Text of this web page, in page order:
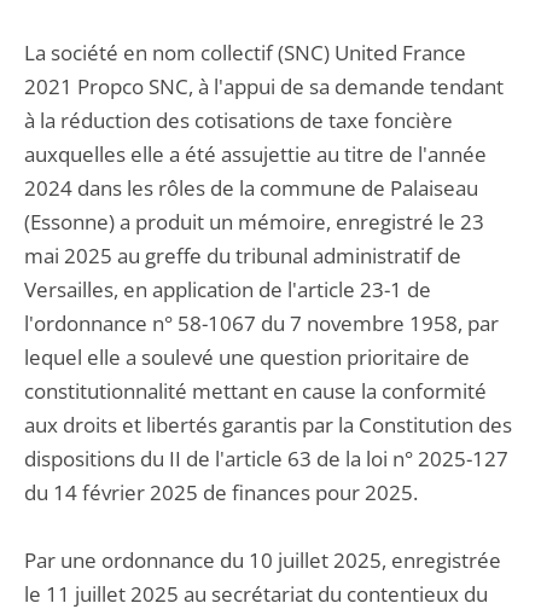
La société en nom collectif (SNC) United France
2021 Propco SNC, à l'appui de sa demande tendant
à la réduction des cotisations de taxe foncière
auxquelles elle a été assujettie au titre de l'année
2024 dans les rôles de la commune de Palaiseau
(Essonne) a produit un mémoire, enregistré le 23
mai 2025 au greffe du tribunal administratif de
Versailles, en application de l'article 23-1 de
l'ordonnance n° 58-1067 du 7 novembre 1958, par
lequel elle a soulevé une question prioritaire de
constitutionnalité mettant en cause la conformité
aux droits et libertés garantis par la Constitution des
dispositions du II de l'article 63 de la loi n° 2025-127
du 14 février 2025 de finances pour 2025.
Par une ordonnance du 10 juillet 2025, enregistrée
le 11 juillet 2025 au secrétariat du contentieux du